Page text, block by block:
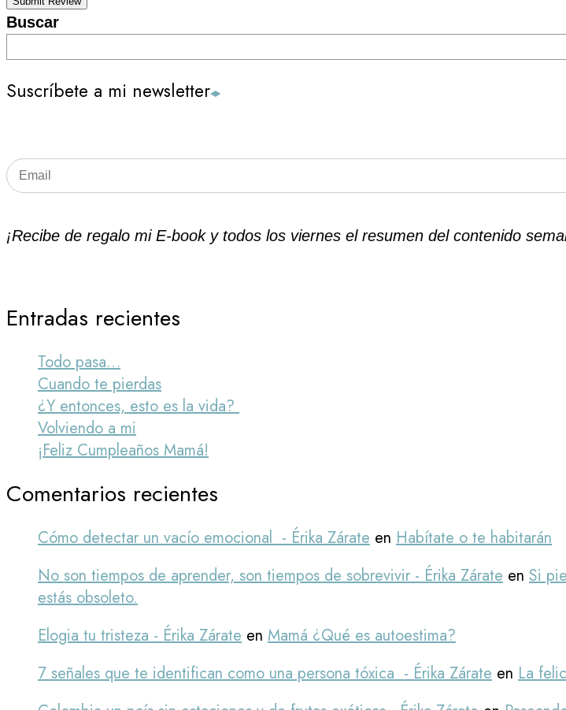
Buscar
Suscríbete a mi newsletter
¡Recibe de regalo mi E-book y todos los viernes el resumen del contenido
Entradas recientes
Todo pasa…
Cuando te pierdas
¿Y entonces, esto es la vida?
Volviendo a mi
¡Feliz Cumpleaños Mamá!
Comentarios recientes
Cómo detectar un vacío emocional - Érika Zárate en Habítate o te habitarán
No son tiempos de aprender, son tiempos de sobrevivir - Érika Zárate en Si
estás obsoleto.
Elogia tu tristeza - Érika Zárate en Mamá ¿Qué es autoestima?
7 señales que te identifican como una persona tóxica - Érika Zárate en La